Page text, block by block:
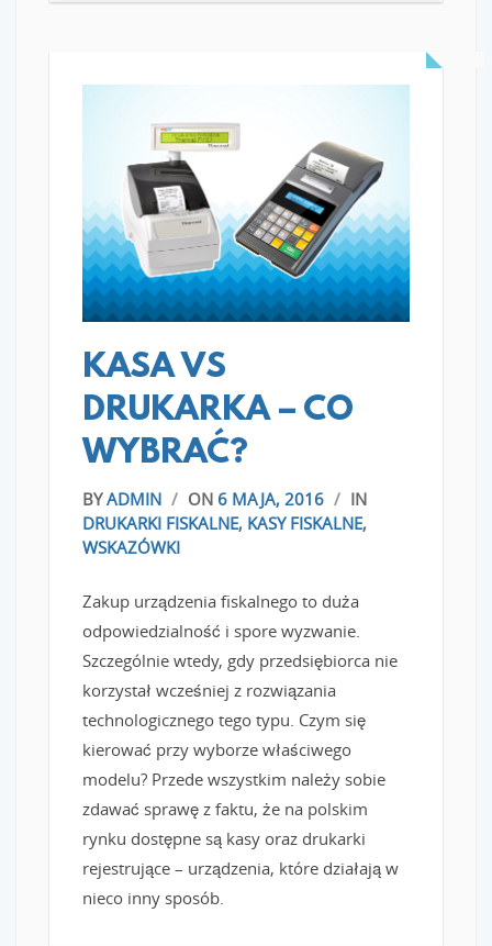
READ MORE
KASA VS
DRUKARKA – CO
WYBRAĆ?
BYADMIN / ON 6 MAJA, 2016 / IN
DRUKARKI FISKALNE, KASY FISKALNE,
WSKAZÓWKI
Zakup urządzenia fiskalnego to duża
odpowiedzialność i spore wyzwanie.
Szczególnie wtedy, gdy przedsiębiorca nie
korzystał wcześniej z rozwiązania
technologicznego tego typu. Czym się
kierować przy wyborze właściwego
modelu? Przede wszystkim należy sobie
zdawać sprawę z faktu, że na polskim
rynku dostępne są kasy oraz drukarki
rejestrujące – urządzenia, które działają w
nieco inny sposób.